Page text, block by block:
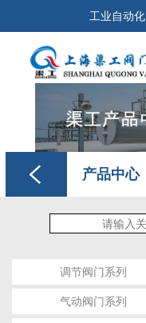
工业自动
产品中心
调节阀门系列
气动阀门系列